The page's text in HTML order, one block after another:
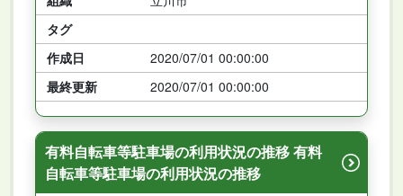
タグ
作成日
2020/07/01 00:00:00
最終更新
2020/07/01 00:00:00
有料自転車等駐車場の利用状況の推移 有料
自転車等駐車場の利用状況の推移